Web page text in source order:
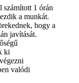
számított 1 órán
a munkát.
hogy a
javítását.
ki
valódi